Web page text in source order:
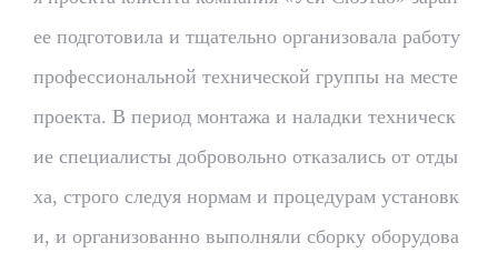
ее подготовила и тщательно организовала работу
профессиональной технической группы на месте
проекта. В период монтажа и наладки техническ
ие специалисты добровольно отказались от отды
ха, строго следуя нормам и процедурам установк
и, и организованно выполняли сборку оборудова